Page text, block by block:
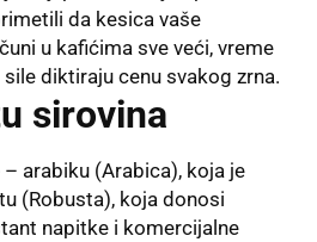
da kesica vaše
u kafićima sve veći, vreme
diktiraju cenu svakog zrna.
sirovina
arabiku (Arabica), koja je
(Robusta), koja donosi
napitke i komercijalne